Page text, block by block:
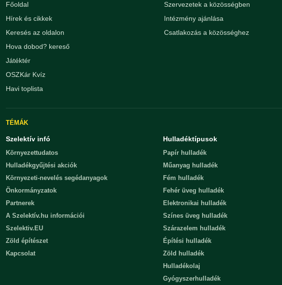
Főoldal
Hírek és cikkek
Keresés az oldalon
Hova dobod? kereső
Játéktér
OSZKár Kvíz
Havi toplista
Szervezetek a közösségben
Intézmény ajánlása
Csatlakozás a közösséghez
TÉMÁK
Szelektív infó
Környezettudatos
Hulladékgyűjtési akciók
Környezeti-nevelés segédanyagok
Önkormányzatok
Partnerek
A Szelektív.hu információi
Szelektiv.EU
Zöld építészet
Kapcsolat
Hulladéktípusok
Papír hulladék
Műanyag hulladék
Fém hulladék
Fehér üveg hulladék
Elektronikai hulladék
Színes üveg hulladék
Szárazelem hulladék
Építési hulladék
Zöld hulladék
Hulladékolaj
Gyógyszerhulladék